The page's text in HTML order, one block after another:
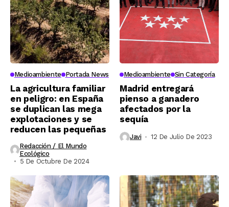
Medioambiente Portada News
La agricultura familiar
en peligro: en España
se duplican las mega
explotaciones y se
reducen las pequeñas
Redacción / El Mundo
Ecológico
5 De Octubre De 2024
Medioambiente Sin Categoría
Madrid entregará
pienso a ganadero
afectados por la
sequía
Javi 12 De Julio De 2023